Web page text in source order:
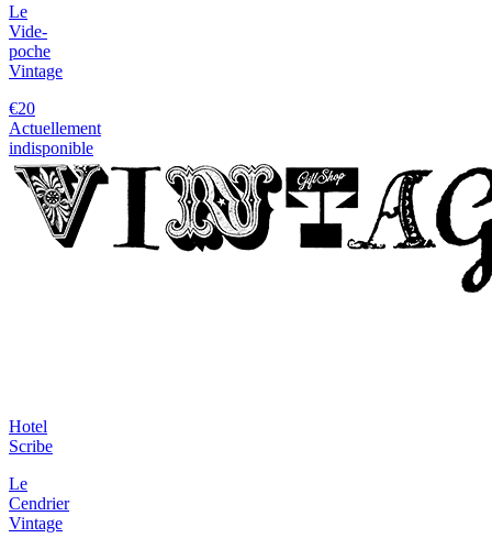
Le
Vide-
poche
Vintage
€20
Actuellement
indisponible
Hotel
Scribe
Le
Cendrier
Vintage